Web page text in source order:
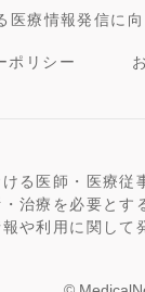
医療情報発信に
ポリシー
る医師・医療従
治療を必要とす
や利用に関し